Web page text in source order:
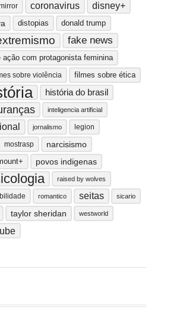
coronavirus disney+
distopias donald trump
fake news
ação com protagonista feminina
sobre violência filmes sobre ética
história do brasil
inteligencia artificial
jornalismo legion
mostrasp narcisismo
povos indigenas
raised by wolves
romantico seitas sicario
taylor sheridan westworld